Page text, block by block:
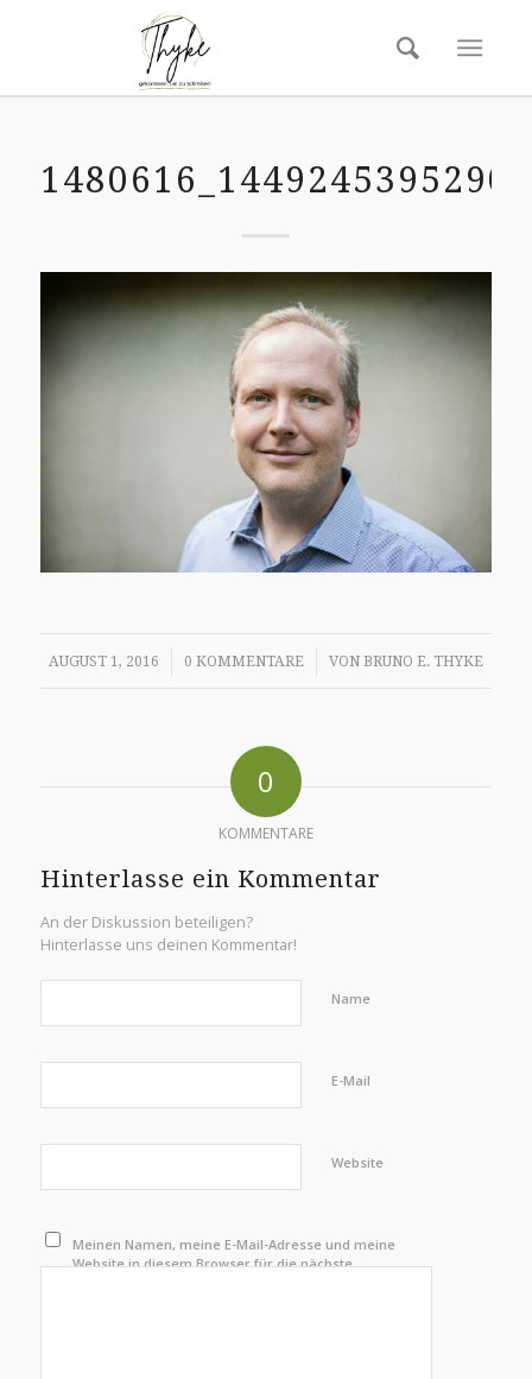
AUGUST 1, 2016
/ 0 KOMMENTARE
/ VON BRUNO E. THYKE
0
KOMMENTARE
Hinterlasse ein Kommentar
An der Diskussion beteiligen?
Hinterlasse uns deinen Kommentar!
Name
E-Mail
Website
Meinen Namen, meine E-Mail-Adresse und meine
Website in diesem Browser für die nächste